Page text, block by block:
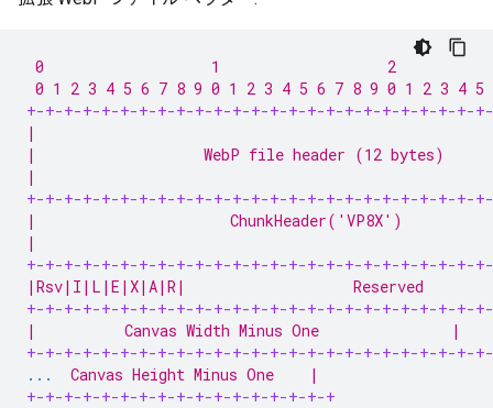
0                   1                   2
0 1 2 3 4 5 6 7 8 9 0 1 2 3 4 5 6 7 8 9 0 1 2 3 4 5
+-+-+-+-+-+-+-+-+-+-+-+-+-+-+-+-+-+-+-+-+-+-+-+-
|
|                   WebP file header (12 bytes)
|
+-+-+-+-+-+-+-+-+-+-+-+-+-+-+-+-+-+-+-+-+-+-+-+-
|                      ChunkHeader('VP8X')
|
+-+-+-+-+-+-+-+-+-+-+-+-+-+-+-+-+-+-+-+-+-+-+-+-
|Rsv|I|L|E|X|A|R|                   Reserved
+-+-+-+-+-+-+-+-+-+-+-+-+-+-+-+-+-+-+-+-+-+-+-+-
|          Canvas Width Minus One
+-+-+-+-+-+-+-+-+-+-+-+-+-+-+-+-+-+-+-+-+-+-+-+-
...
  Canvas Height Minus One    |
+-+-+-+-+-+-+-+-+-+-+-+-+-+-+-+-+